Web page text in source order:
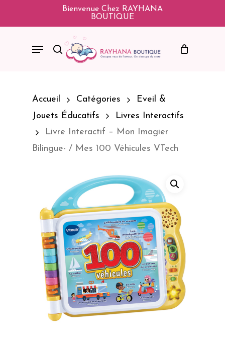
Bienvenue Chez RAYHANA
BOUTIQUE
Search
Menu
Accueil Catégories
Eveil &
Jouets Éducatifs
Livres Interactifs
Livre Interactif – Mon Imagier
Bilingue- / Mes 100 Véhicules VTech